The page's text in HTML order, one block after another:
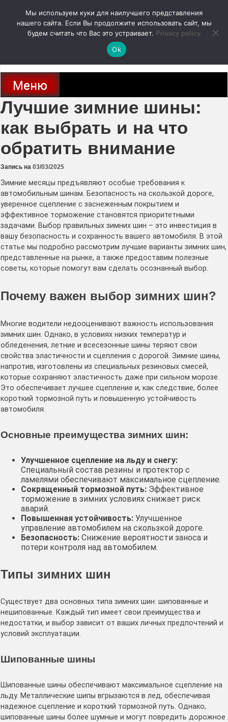
содержимому
autodoc24.ru
Новости про современные автомобили и не только, новинки зарубежного
и отечественного автопрома
Меню
Лучшие зимние шины:
как выбрать и на что
обратить внимание
Запись на 03/03/2025
Зимние месяцы предъявляют особые требования к
автомобильным шинам. Безопасность на скользкой дороге,
уверенное сцепление с заснеженным покрытием и
эффективное торможение становятся приоритетными
задачами. Выбор правильных зимних шин – это инвестиция в
вашу безопасность и сохранность вашего автомобиля. В этой
статье мы подробно рассмотрим лучшие варианты зимних шин,
представленные на рынке, а также предоставим полезные
советы, которые помогут вам сделать осознанный выбор.
Почему важен выбор зимних шин?
Многие водители недооценивают важность использования
зимних шин. Однако, в условиях низких температур и
обледенения, летние и всесезонные шины теряют свои
свойства эластичности и сцепления с дорогой. Зимние шины,
напротив, изготовлены из специальных резиновых смесей,
которые сохраняют эластичность даже при сильном морозе.
Это обеспечивает лучшее сцепление и, как следствие, более
короткий тормозной путь и повышенную устойчивость
автомобиля.
Основные преимущества зимних шин:
Улучшенное сцепление на льду и снегу:
Специальный состав резины и протектор с
ламелями обеспечивают максимальное сцепление.
Сокращенный тормозной путь: Эффективное
торможение в зимних условиях снижает риск
аварий.
Повышенная устойчивость: Улучшенное
управление автомобилем на скользкой дороге.
Безопасность: Снижение вероятности заноса и
потери контроля над автомобилем.
Типы зимних шин
Существует два основных типа зимних шин: шипованные и
нешипованные. Каждый тип имеет свои преимущества и
недостатки, и выбор зависит от ваших личных предпочтений и
условий эксплуатации.
Шипованные шины
Шипованные шины обеспечивают максимальное сцепление на
льду. Металлические шипы вгрызаются в лед, обеспечивая
надежное сцепление и короткий тормозной путь. Однако,
шипованные шины более шумные и могут повредить дорожное
Мы используем куки для наилучшего представления
нашего сайта. Если Вы продолжите использовать сайт, мы
будем считать что Вас это устраивает. Privacy policy
Ok